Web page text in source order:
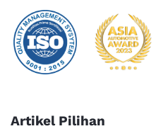
Artikel Pilihan